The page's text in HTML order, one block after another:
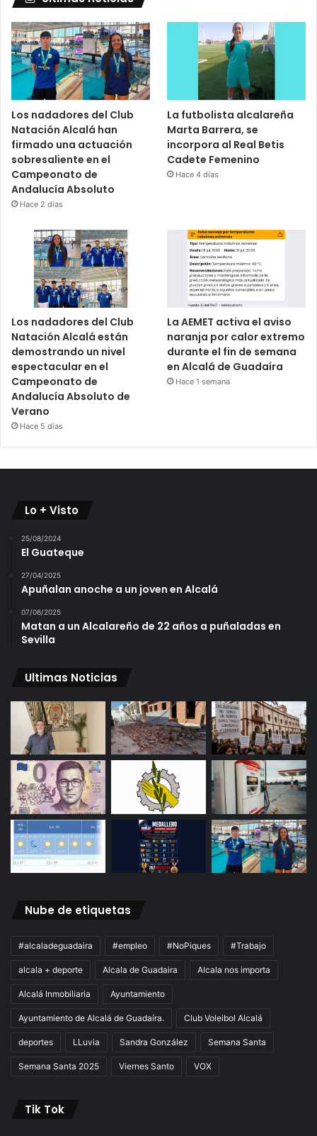
Los nadadores del Club
Natación Alcalá han
firmado una actuación
sobresaliente en el
Campeonato de
Andalucía Absoluto
Hace 2 días
La futbolista alcalareña
Marta Barrera, se
incorpora al Real Betis
Cadete Femenino
Hace 4 días
Los nadadores del Club
Natación Alcalá están
demostrando un nivel
espectacular en el
Campeonato de
Andalucía Absoluto de
Verano
Hace 5 días
La AEMET activa el aviso
naranja por calor extremo
durante el fin de semana
en Alcalá de Guadaíra
Hace 1 semana
Lo + Visto
25/08/2024
El Guateque
27/04/2025
Apuñalan anoche a un joven en Alcalá
07/06/2025
Matan a un Alcalareño de 22 años a puñaladas en
Sevilla
Ultimas Noticias
Nube de etiquetas
#alcaladeguadaira #empleo #NoPiques #Trabajo
alcala + deporte Alcala de Guadaira Alcala nos importa
Alcalá Inmobiliaria Ayuntamiento
Ayuntamiento de Alcalá de Guadaíra. Club Voleibol Alcalá
deportes LLuvia Sandra González Semana Santa
Semana Santa 2025 Viernes Santo VOX
Tik Tok